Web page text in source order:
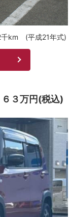
km (平成21年式)
３万円(税込)